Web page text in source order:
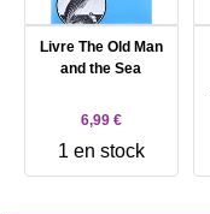
Livre The Old Man
and the Sea
6,99 €
1 en stock